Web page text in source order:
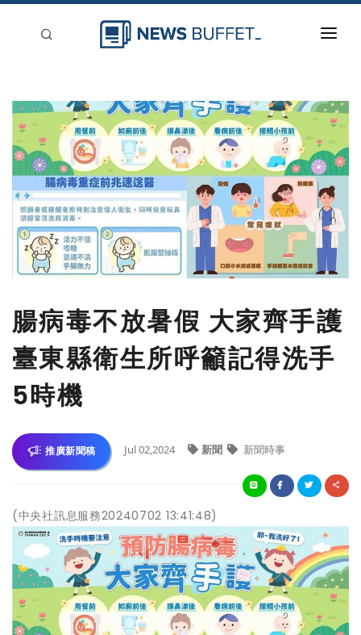
新聞稿分類
登入
刊登
腸病毒不放暑假 大家齊手護
臺東縣衛生所呼籲記得洗手
5時機
推廣新聞稿 Jul 02,2024 新聞 新聞時事
(中央社訊息服務20240702 13:41:48)